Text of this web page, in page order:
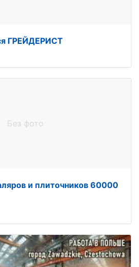
ГРЕЙДЕРИСТ
Без фото
и плиточников 60000